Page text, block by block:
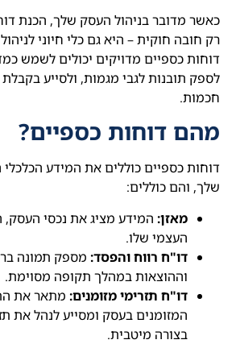
כאשר מדובר בניהול העסק שלך, הכנת
רק חובה חוקית – היא גם כלי חיוני
דוחות כספיים מדויקים יכולים לשמש
לספק תובנות לגבי מגמות, ולסייע
חכמות.
מהם דוחות כספיים?
דוחות כספיים כוללים את המידע
שלך, והם כוללים:
מאזן: המידע מציג את נכסי העסק,
העצמי שלו.
דו"ח רווח והפסד: מספק תמונה
וההוצאות במהלך תקופה מסוימת.
דו"ח תזרימי מזומנים: מתאר את
המזומנים בעסק ומסייע לנהל את
בצורה מיטבית.